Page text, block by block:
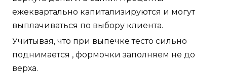
ежеквартально капитализируются и могут
выплачиваться по выбору клиента.
Учитывая, что при выпечке тесто сильно
поднимается , формочки заполняем не до
верха.